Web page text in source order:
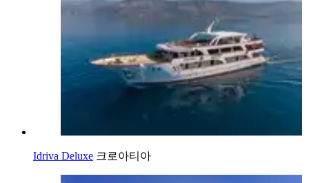
Idriva Deluxe 크로아티아